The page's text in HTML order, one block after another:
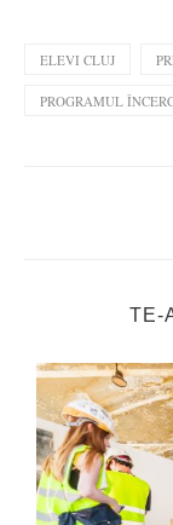
ELEVI CLUJ
PROGRAMUL
TE-